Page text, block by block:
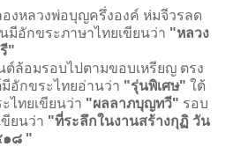
องหลวงพ่อบุญครึ่งองค์ ห่มจีวรลด
อักขระภาษาไทยเขียนว่า "หลวง
"
ต์ล้อมรอบไปตามขอบเหรียญ ตรง
อักขระไทยอ่านว่า "รุ่นพิเศษ" ใต้
ไทยเขียนว่า "ผลลาภบุญทวี" รอบ
ยนว่า "ที่ระลึกในงานสร้างกุฏิ วัน
๑๘ "